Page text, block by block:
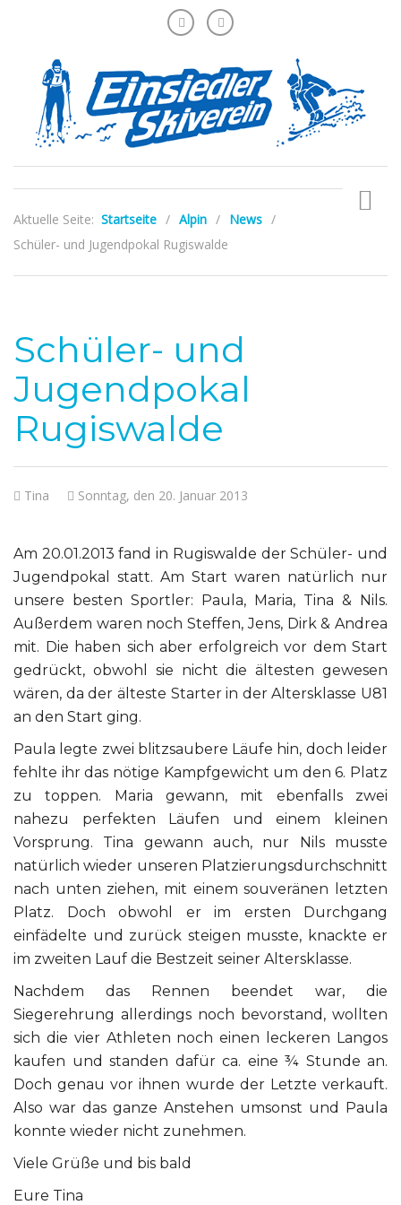
Aktuelle Seite: Startseite / Alpin / News /
Schüler- und Jugendpokal Rugiswalde
Schüler- und
Jugendpokal
Rugiswalde
Sonntag, den 20. Januar 2013
Tina
Am 20.01.2013 fand in Rugiswalde der Schüler- und
Jugendpokal statt. Am Start waren natürlich nur
unsere besten Sportler: Paula, Maria, Tina & Nils.
Außerdem waren noch Steffen, Jens, Dirk & Andrea
mit. Die haben sich aber erfolgreich vor dem Start
gedrückt, obwohl sie nicht die ältesten gewesen
wären, da der älteste Starter in der Altersklasse U81
an den Start ging.
Paula legte zwei blitzsaubere Läufe hin, doch leider
fehlte ihr das nötige Kampfgewicht um den 6. Platz
zu toppen. Maria gewann, mit ebenfalls zwei
nahezu perfekten Läufen und einem kleinen
Vorsprung. Tina gewann auch, nur Nils musste
natürlich wieder unseren Platzierungsdurchschnitt
nach unten ziehen, mit einem souveränen letzten
Platz. Doch obwohl er im ersten Durchgang
einfädelte und zurück steigen musste, knackte er
im zweiten Lauf die Bestzeit seiner Altersklasse.
Nachdem das Rennen beendet war, die
Siegerehrung allerdings noch bevorstand, wollten
sich die vier Athleten noch einen leckeren Langos
kaufen und standen dafür ca. eine ¾ Stunde an.
Doch genau vor ihnen wurde der Letzte verkauft.
Also war das ganze Anstehen umsonst und Paula
konnte wieder nicht zunehmen.
Viele Grüße und bis bald
Eure Tina